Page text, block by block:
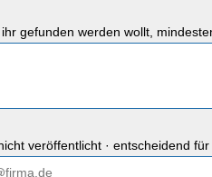
gefunden werden wollt,
veröffentlicht · entscheidend